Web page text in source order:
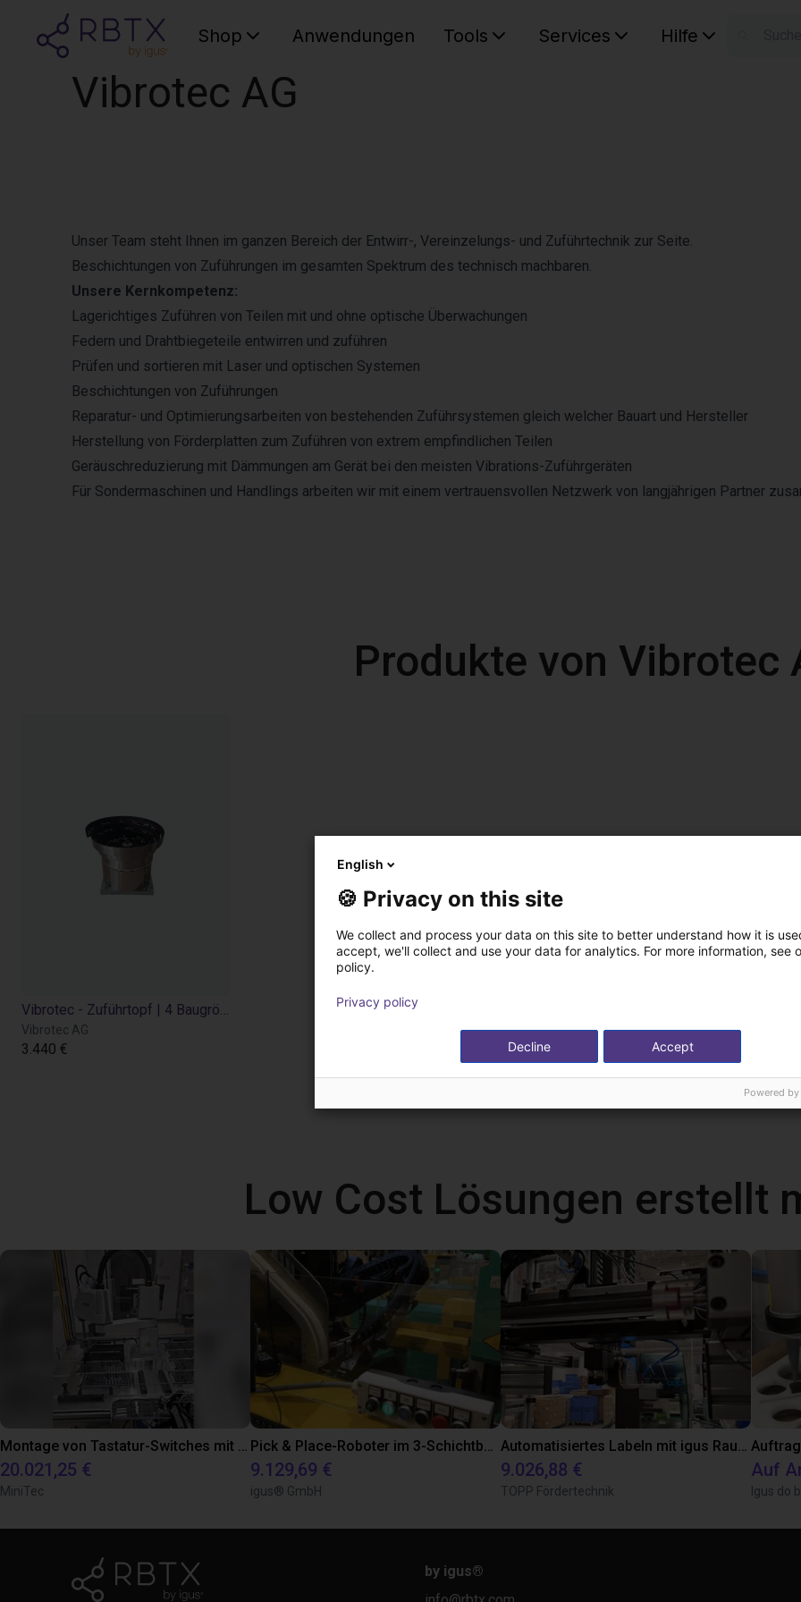
Shop Anwendungen Tools Services Hilfe
Vibrotec AG
Unser Team steht Ihnen im ganzen Bereich der Entwirr-, Vereinzelungs- und Zuführtechnik zur Seite.
Beschichtungen von Zuführungen im gesamten Spektrum des technisch machbaren.
Unsere Kernkompetenz:
Lagerichtiges Zuführen von Teilen mit und ohne optische Überwachungen
Federn und Drahtbiegeteile entwirren und zuführen
Prüfen und sortieren mit Laser und optischen Systemen
Beschichtungen von Zuführungen
Reparatur- und Optimierungsarbeiten von bestehenden Zuführsystemen gleich welcher Bauart und Hersteller
Herstellung von Förderplatten zum Zuführen von extrem empfindlichen Teilen
Geräuschreduzierung mit Dämmungen am Gerät bei den meisten Vibrations-Zuführgeräten
Für Sondermaschinen und Handlings arbeiten wir mit einem vertrauensvollen Netzwerk von langjährigen Partner
Produkte von Vibrotec
Vibrotec AG
3.440 €
Low Cost Lösungen erstellt
20.021,25 €
MiniTec
9.129,69 €
igus® GmbH
9.026,88 €
TOPP Fördertechnik
Auf
Igus do
by igus®
English
🍪 Privacy on this site
We collect and process your data on this site to better understand how it is
accept, we'll collect and use your data for analytics. For more information, see
policy.
Privacy policy
Accept
Decline
Powered by